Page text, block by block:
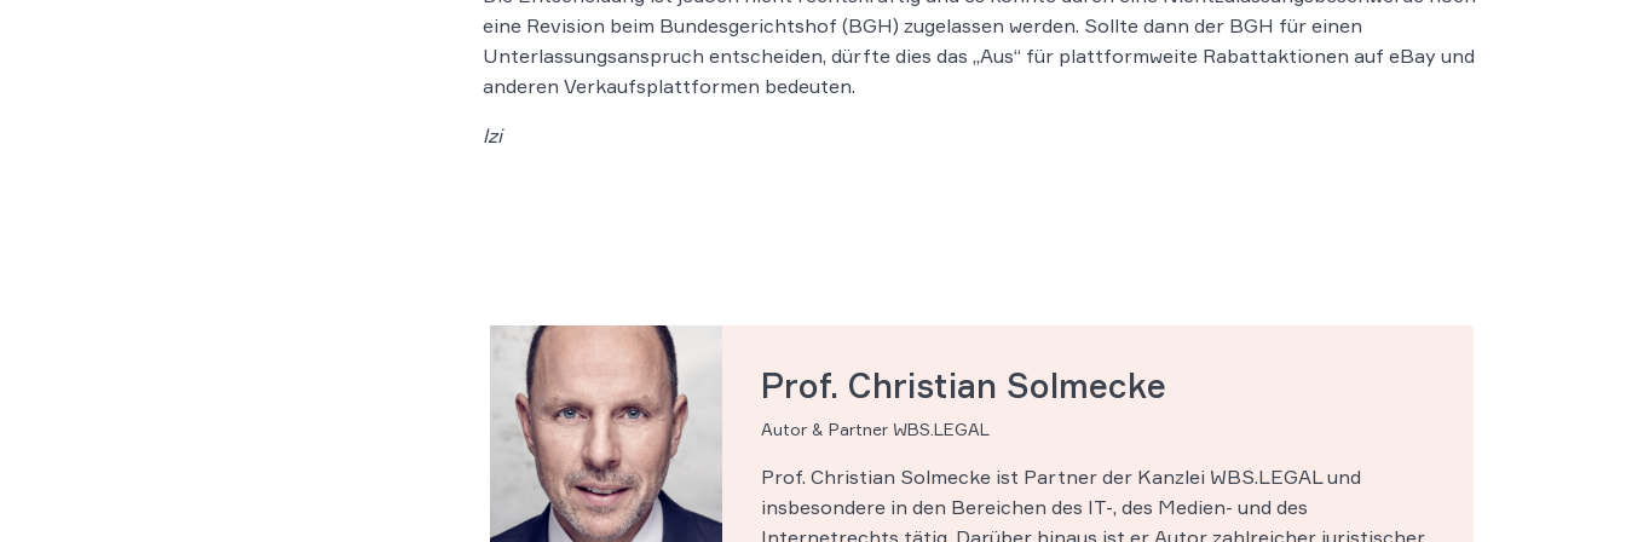
eine Revision beim Bundesgerichtshof (BGH) zugelassen werden. Sollte dann der BGH für einen
Unterlassungsanspruch entscheiden, dürfte dies das „Aus“ für plattformweite Rabattaktionen auf eBay und
anderen Verkaufsplattformen bedeuten.
lzi
Prof. Christian Solmecke
Autor & Partner WBS.LEGAL
Prof. Christian Solmecke ist Partner der Kanzlei WBS.LEGAL und
insbesondere in den Bereichen des IT-, des Medien- und des
Internetrechts tätig. Darüber hinaus ist er Autor zahlreicher juristischer